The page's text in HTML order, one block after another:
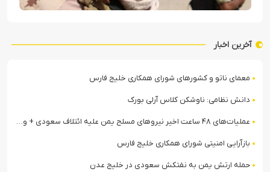
آخرین اخبار
معمای ناتو و کشورهای شورای همکاری خلیج فارس
دانش نظامی: ناوشکن کلاس آرلی بورک
عملیات‌های ۴۸ ساعت اخیر نیروهای مسلح یمن علیه ائتلاف سعودی + ویدیو
بازآرایی امنیتی شورای همکاری خلیج فارس
حمله ارتش یمن به نفتکش سعودی در خلیج عدن